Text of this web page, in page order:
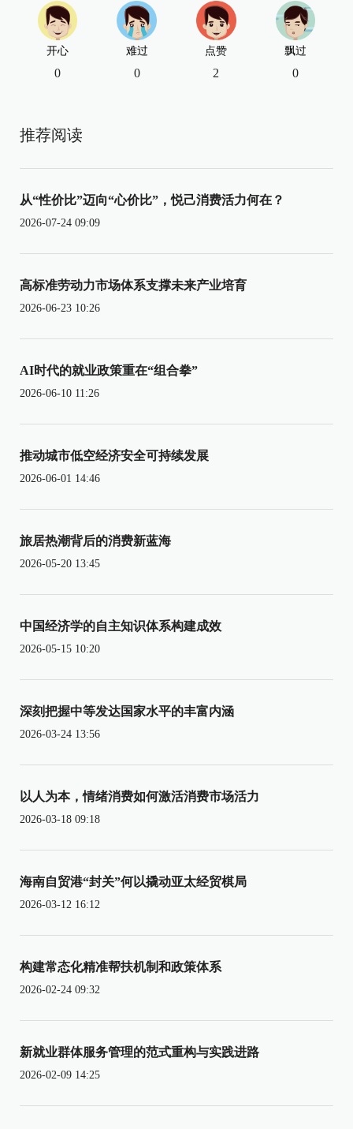
开心
0
难过
0
点赞
2
飘过
0
推荐阅读
从“性价比”迈向“心价比”，悦己消费活力何在？
2026-07-24 09:09
高标准劳动力市场体系支撑未来产业培育
2026-06-23 10:26
AI时代的就业政策重在“组合拳”
2026-06-10 11:26
推动城市低空经济安全可持续发展
2026-06-01 14:46
旅居热潮背后的消费新蓝海
2026-05-20 13:45
中国经济学的自主知识体系构建成效
2026-05-15 10:20
深刻把握中等发达国家水平的丰富内涵
2026-03-24 13:56
以人为本，情绪消费如何激活消费市场活力
2026-03-18 09:18
海南自贸港“封关”何以撬动亚太经贸棋局
2026-03-12 16:12
构建常态化精准帮扶机制和政策体系
2026-02-24 09:32
新就业群体服务管理的范式重构与实践进路
2026-02-09 14:25